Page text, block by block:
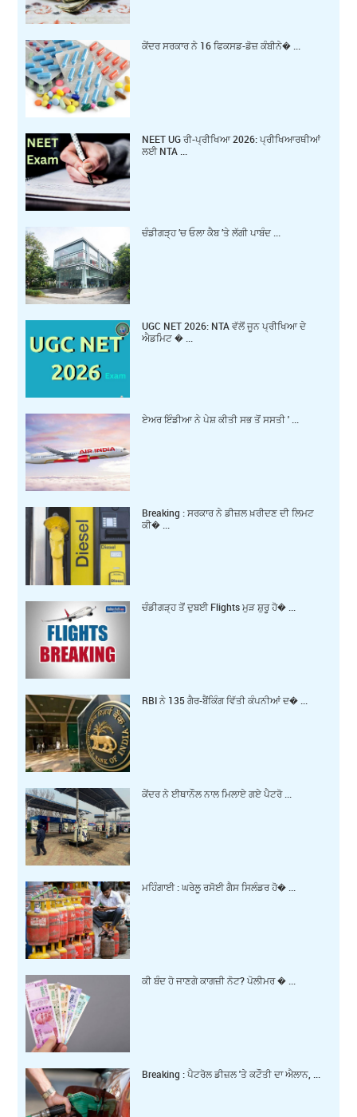
ਕੇਂਦਰ ਸਰਕਾਰ ਨੇ 16 ਫਿਕਸਡ-ਡੋਜ਼ ਕੰਬੀਨੇ� ...
NEET UG ਰੀ-ਪ੍ਰੀਖਿਆ 2026: ਪ੍ਰੀਖਿਆਰਥੀਆਂ
ਲਈ NTA ...
ਚੰਡੀਗੜ੍ਹ ’ਚ ਓਲਾ ਕੈਬ ’ਤੇ ਲੱਗੀ ਪਾਬੰਦ ...
UGC NET 2026: NTA ਵੱਲੋਂ ਜੂਨ ਪ੍ਰੀਖਿਆ ਦੇ
ਐਡਮਿਟ � ...
ਏਅਰ ਇੰਡੀਆ ਨੇ ਪੇਸ਼ ਕੀਤੀ ਸਭ ਤੋਂ ਸਸਤੀ ' ...
Breaking : ਸਰਕਾਰ ਨੇ ਡੀਜ਼ਲ ਖ਼ਰੀਦਣ ਦੀ ਲਿਮਟ
ਕੀ� ...
ਚੰਡੀਗੜ੍ਹ ਤੋਂ ਦੁਬਈ Flights ਮੁੜ ਸ਼ੁਰੂ ਹੋ� ...
RBI ਨੇ 135 ਗੈਰ-ਬੈਂਕਿੰਗ ਵਿੱਤੀ ਕੰਪਨੀਆਂ ਦ� ...
ਕੇਂਦਰ ਨੇ ਈਥਾਨੌਲ ਨਾਲ ਮਿਲਾਏ ਗਏ ਪੈਟਰੋ ...
ਮਹਿੰਗਾਈ : ਘਰੇਲੂ ਰਸੋਈ ਗੈਸ ਸਿਲੰਡਰ ਹੋ� ...
ਕੀ ਬੰਦ ਹੋ ਜਾਣਗੇ ਕਾਗਜ਼ੀ ਨੋਟ? ਪੋਲੀਮਰ � ...
Breaking : ਪੈਟਰੋਲ ਡੀਜ਼ਲ 'ਤੇ ਕਟੌਤੀ ਦਾ ਐਲਾਨ, ...